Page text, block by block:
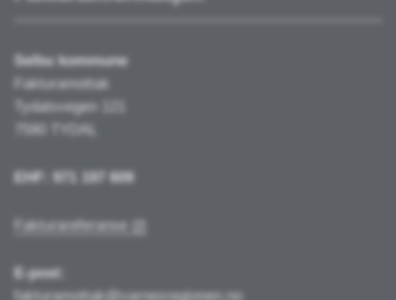
Selbu kommune
Fakturamottak
Tydalsvegen 121
7590 TYDAL
EHF: 971 197 609
Fakturareferanse
E-post:
fakturamottak@varnesregionen.no